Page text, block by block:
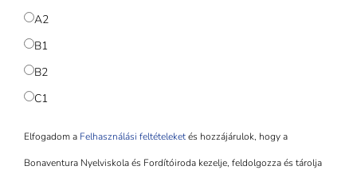
A2
B1
B2
C1
Elfogadom a Felhasználási feltételeketés hozzájárulok, hogy a
Bonaventura Nyelviskola és Fordítóiroda kezelje, feldolgozza és tárolja